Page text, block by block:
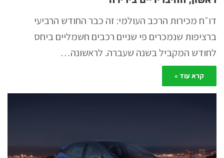
דו״ח מכירות הרכב העולמי: זה כבר החודש הרביעי
ברציפות שנמכרים פי שניים רכבים חשמליים ביחס
לחודש המקביל בשנה שעברה. לראשונה…
קרא עוד »